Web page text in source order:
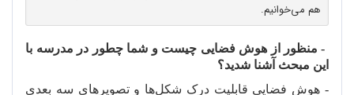
هم می‌خوانیم.
- منظور از هوش فضایی چیست و شما چطور در مدرسه با
این مبحث آشنا شدید؟
- هوش فضایی قابلیت درک شکلها و تصویرهای سه بعدی